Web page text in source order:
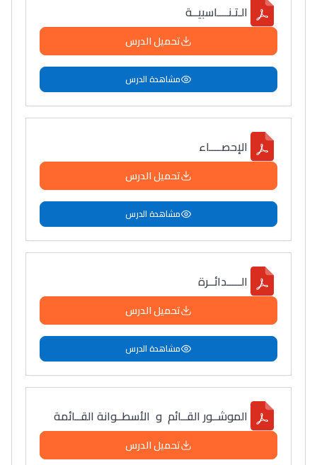
الـتـنــــاسبيــة
تحميل الدرس
مشاهدة الدرس
الإحصــــاء
تحميل الدرس
مشاهدة الدرس
الـــــدائــرة
تحميل الدرس
مشاهدة الدرس
الموشــور القــائم و الأسطــوانة القــائمة
تحميل الدرس